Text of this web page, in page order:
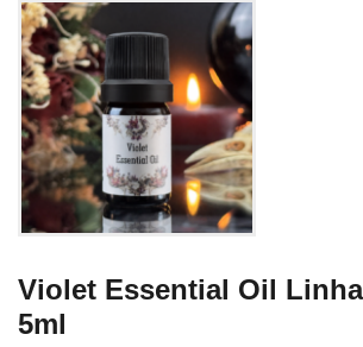
Violet Essential Oil
5ml